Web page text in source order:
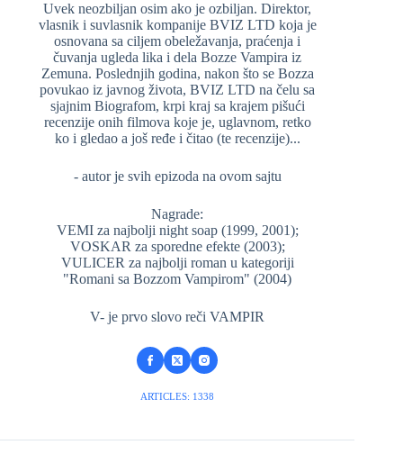
Uvek neozbiljan osim ako je ozbiljan. Direktor,
vlasnik i suvlasnik kompanije BVIZ LTD koja je
osnovana sa ciljem obeležavanja, praćenja i
čuvanja ugleda lika i dela Bozze Vampira iz
Zemuna. Poslednjih godina, nakon što se Bozza
povukao iz javnog života, BVIZ LTD na čelu sa
sjajnim Biografom, krpi kraj sa krajem pišući
recenzije onih filmova koje je, uglavnom, retko
ko i gledao a još ređe i čitao (te recenzije)...
- autor je svih epizoda na ovom sajtu
Nagrade:
VEMI za najbolji night soap (1999, 2001);
VOSKAR za sporedne efekte (2003);
VULICER za najbolji roman u kategoriji
"Romani sa Bozzom Vampirom" (2004)
V- je prvo slovo reči VAMPIR
ARTICLES: 1338